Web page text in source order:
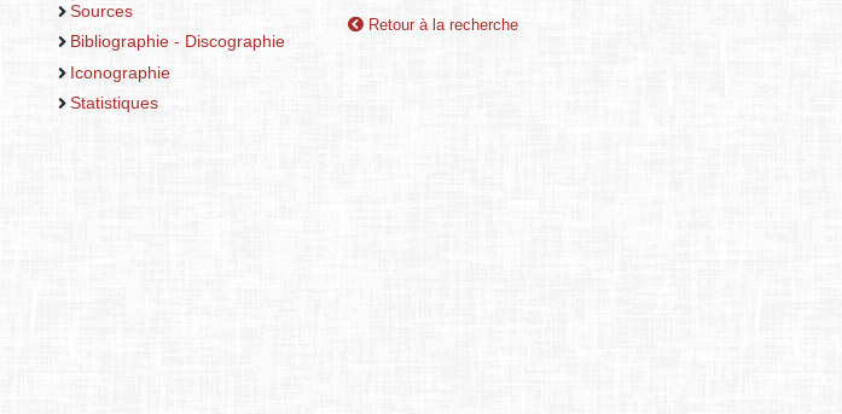
Sources
Bibliographie - Discographie
Iconographie
Statistiques
Retour à la recherche